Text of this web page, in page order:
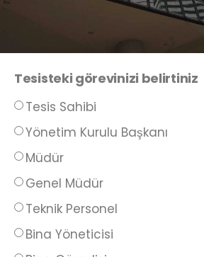
Tesisteki görevinizi belirtiniz
Tesis Sahibi
Yönetim Kurulu Başkanı
Müdür
Genel Müdür
Teknik Personel
Bina Yöneticisi